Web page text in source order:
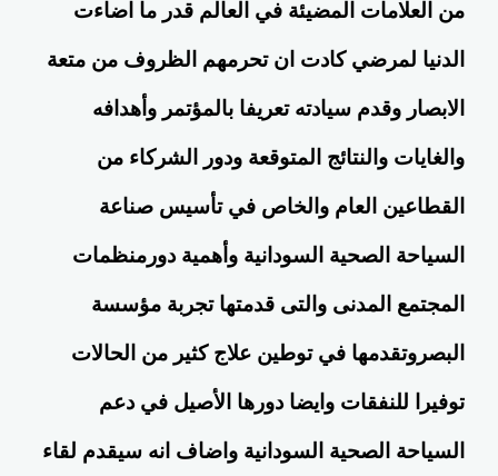
من العلامات المضيئة في العالم قدر ما اضاءت
الدنيا لمرضي كادت ان تحرمهم الظروف من متعة
الابصار وقدم سيادته تعريفا بالمؤتمر وأهدافه
والغايات والنتائج المتوقعة ودور الشركاء من
القطاعين العام والخاص في تأسيس صناعة
السياحة الصحية السودانية وأهمية دورمنظمات
المجتمع المدنى والتى قدمتها تجربة مؤسسة
البصروتقدمها في توطين علاج كثير من الحالات
توفيرا للنفقات وايضا دورها الأصيل في دعم
السياحة الصحية السودانية واضاف انه سيقدم لقاء